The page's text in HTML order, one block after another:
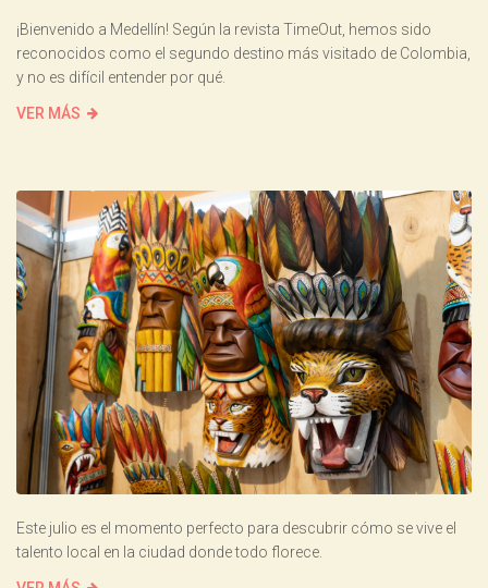
¡Bienvenido a Medellín! Según la revista TimeOut, hemos sido
reconocidos como el segundo destino más visitado de Colombia,
y no es difícil entender por qué.
VER MÁS
Este julio es el momento perfecto para descubrir cómo se vive el
talento local en la ciudad donde todo florece.